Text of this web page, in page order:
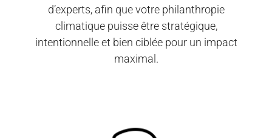
d’experts, afin que votre philanthropie
climatique puisse être stratégique,
intentionnelle et bien ciblée pour un impact
maximal.